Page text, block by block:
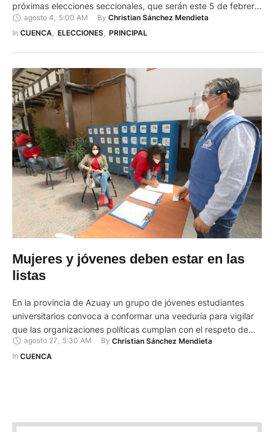
próximas elecciones seccionales, que serán este 5 de febrero
de 2023. Se trata de Pedro Palacios, actual alcalde, quien
anunció que buscará su reelección con Nueva Generación, el
agosto 4 5:00 AM By Christian Sánchez Mendieta
In CUENCA, ELECCIONES, PRINCIPAL
Mujeres y jóvenes deben estar en las
listas
En la provincia de Azuay un grupo de jóvenes estudiantes
universitarios convoca a conformar una veeduría para vigilar
que las organizaciones políticas cumplan con el respeto de
género y juventud en sus nóminas de candidatos. Y es que a
decir de Karen Segovia, una de las promotoras de esta
agosto 27, 5:30 AM By Christian Sánchez Mendieta
In CUENCA